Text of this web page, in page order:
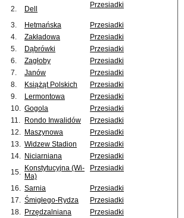
2. Dell Przesiadki
3. Hetmańska
Przesiadki
4. Zakładowa
Przesiadki
5. Dąbrówki
Przesiadki
6. Zagłoby
Przesiadki
7. Janów
Przesiadki
8. Książąt Polskich
Przesiadki
9. Lermontowa
Przesiadki
10. Gogola
Przesiadki
11. Rondo Inwalidów
Przesiadki
12. Maszynowa
Przesiadki
13. Widzew Stadion
Przesiadki
14. Niciarniana
Przesiadki
15. Konstytucyjna (Wi-
Ma)
Przesiadki
16. Sarnia
Przesiadki
17. Śmigłego-Rydza
Przesiadki
18. Przędzalniana Przesiadki